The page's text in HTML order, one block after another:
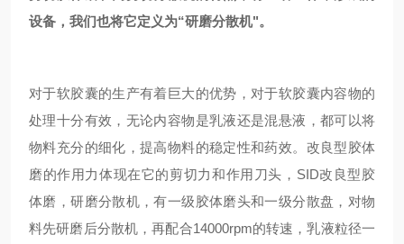
设备，我们也将它定义为“研磨分散机"。
对于软胶囊的生产有着巨大的优势，对于软胶囊内容物的
处理十分有效，无论内容物是乳液还是混悬液，都可以将
物料充分的细化，提高物料的稳定性和药效。改良型胶体
磨的作用力体现在它的剪切力和作用刀头，SID改良型胶
体磨，研磨分散机，有一级胶体磨头和一级分散盘，对物
料先研磨后分散机，再配合14000rpm的转速，乳液粒径一